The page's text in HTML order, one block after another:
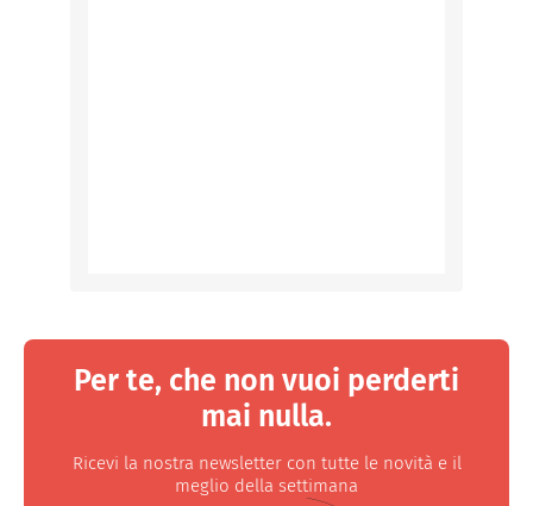
Per te, che non vuoi perderti
mai nulla.
Ricevi la nostra newsletter con tutte le novità e il
meglio della settimana